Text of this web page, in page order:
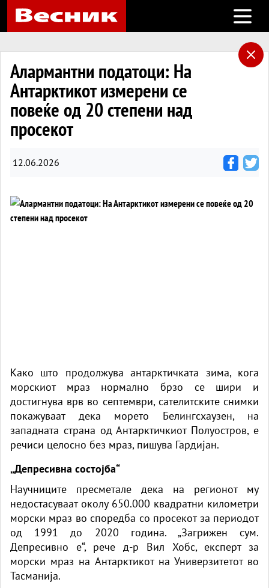
Open
Алармантни податоци: На
Антарктикот измерени се
повеќе од 20 степени над
просекот
12.06.2026
Како што продолжува антарктичката зима, кога
морскиот мраз нормално брзо се шири и
достигнува врв во септември, сателитските снимки
покажуваат дека морето Белингсхаузен, на
западната страна од Антарктичкиот Полуостров, е
речиси целосно без мраз, пишува Гардијан.
„Депресивна состојба“
Научниците пресметале дека на регионот му
недостасуваат околу 650.000 квадратни километри
морски мраз во споредба со просекот за периодот
од 1991 до 2020 година. „Загрижен сум.
Депресивно е“, рече д-р Вил Хобс, експерт за
морски мраз на Антарктикот на Универзитетот во
Тасманија.